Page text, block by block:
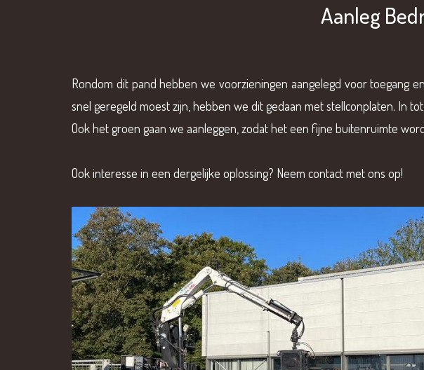
Aanleg
Rondom dit pand hebben we voorzieningen aangelegd voor toegang
snel geregeld moest zijn, hebben we dit gedaan met stellconplaten. In
Ook het groen gaan we aanleggen, zodat het een fijne buitenruimte
Ook interesse in een dergelijke oplossing? Neem contact met ons op!